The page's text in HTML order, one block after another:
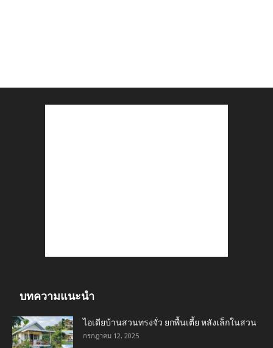
บทความแนะนำ
ไอเดียบ้านสวนทรงจั่ว ยกพื้นเตี้ย หลังเล็กในสวน
กรกฎาคม 12, 2025